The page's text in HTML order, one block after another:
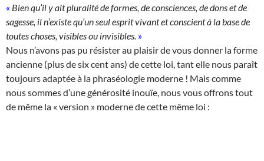
« Bien qu’il y ait pluralité de formes, de consciences, de dons et de
sagesse, il n’existe qu’un seul esprit vivant et conscient à la base de
toutes choses, visibles ou invisibles. »
Nous n’avons pas pu résister au plaisir de vous donner la forme
ancienne (plus de six cent ans) de cette loi, tant elle nous paraît
toujours adaptée à la phraséologie moderne ! Mais comme
nous sommes d’une générosité inouïe, nous vous offrons tout
de même la « version » moderne de cette même loi :